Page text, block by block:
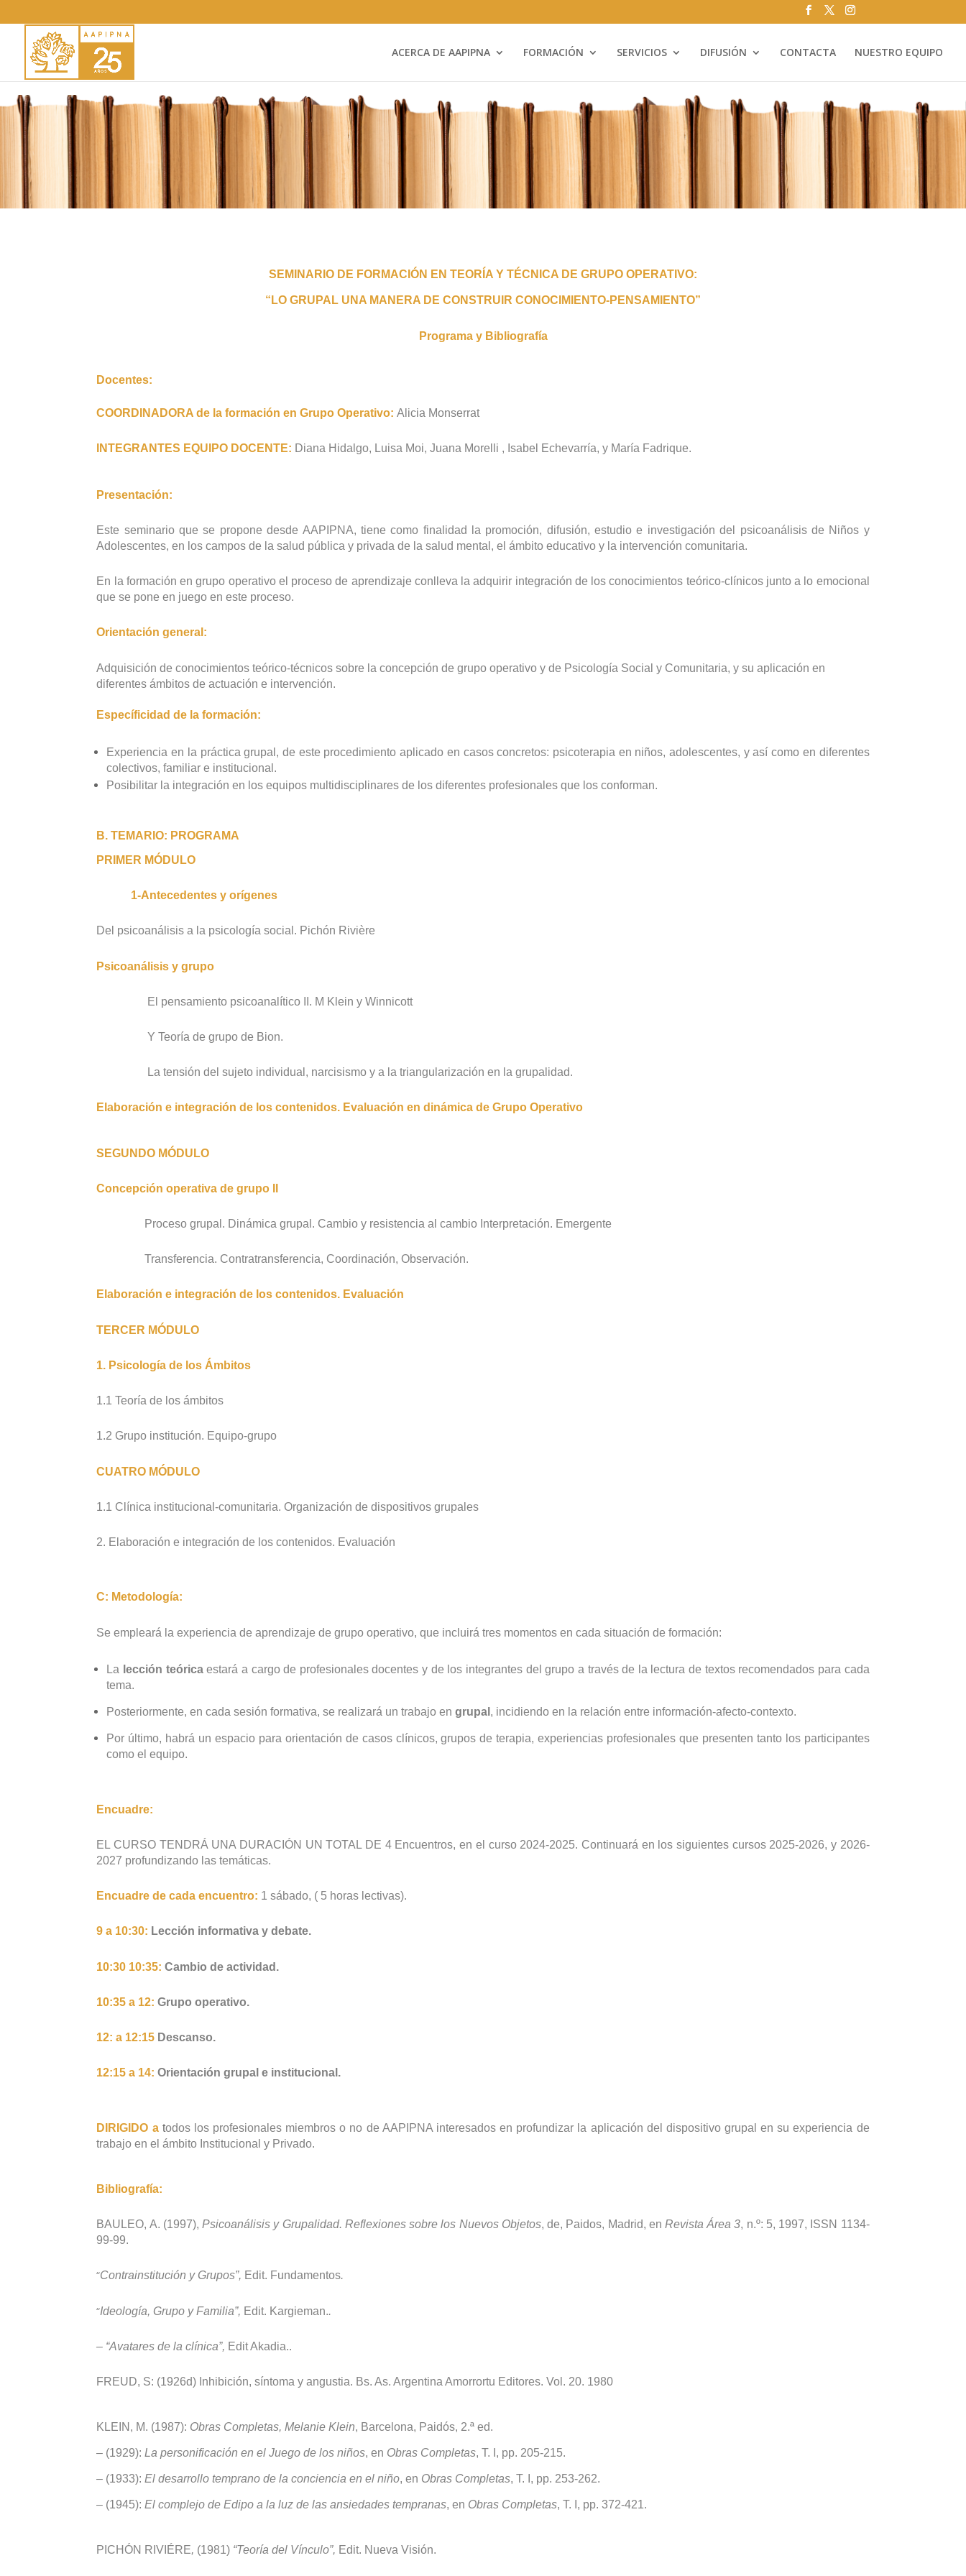
ACERCA DE AAPIPNA FORMACIÓN SERVICIOS DIFUSIÓN CONTACTA NUESTRO EQUIPO
SEMINARIO DE FORMACIÓN EN TEORÍA Y TÉCNICA DE GRUPO OPERATIVO:
“LO GRUPAL UNA MANERA DE CONSTRUIR CONOCIMIENTO-PENSAMIENTO”
Programa y Bibliografía
Docentes:
COORDINADORA de la formación en Grupo Operativo:Alicia Monserrat
INTEGRANTES EQUIPO DOCENTE: Diana Hidalgo, Luisa Moi, Juana Morelli , Isabel Echevarría, y María Fadrique.
Presentación:
Este seminario que se propone desde AAPIPNA, tiene como finalidad la promoción, difusión, estudio e investigación del psicoanálisis de Niños y
Adolescentes, en los campos de la salud pública y privada de la salud mental, el ámbito educativo y la intervención comunitaria.
En la formación en grupo operativo el proceso de aprendizaje conlleva la adquirir integración de los conocimientos teórico-clínicos junto a lo emocional
que se pone en juego en este proceso.
Orientación general:
Adquisición de conocimientos teórico-técnicos sobre la concepción de grupo operativo y de Psicología Social y Comunitaria, y su aplicación en
diferentes ámbitos de actuación e intervención.
Específicidad de la formación:
Experiencia en la práctica grupal, de este procedimiento aplicado en casos concretos: psicoterapia en niños, adolescentes, y así como en diferentes
colectivos, familiar e institucional.
Posibilitar la integración en los equipos multidisciplinares de los diferentes profesionales que los conforman.
B. TEMARIO: PROGRAMA
PRIMER MÓDULO
1-Antecedentes y orígenes
Del psicoanálisis a la psicología social. Pichón Rivière
Psicoanálisis y grupo
El pensamiento psicoanalítico II. M Klein y Winnicott
Y Teoría de grupo de Bion.
La tensión del sujeto individual, narcisismo y a la triangularización en la grupalidad.
Elaboración e integración de los contenidos. Evaluación en dinámica de Grupo Operativo
SEGUNDO MÓDULO
Concepción operativa de grupo II
Proceso grupal. Dinámica grupal. Cambio y resistencia al cambio Interpretación. Emergente
Transferencia. Contratransferencia, Coordinación, Observación.
Elaboración e integración de los contenidos. Evaluación
TERCER MÓDULO
1. Psicología de los Ámbitos
1.1 Teoría de los ámbitos
1.2 Grupo institución. Equipo-grupo
CUATRO MÓDULO
1.1 Clínica institucional-comunitaria. Organización de dispositivos grupales
2. Elaboración e integración de los contenidos. Evaluación
C: Metodología:
Se empleará la experiencia de aprendizaje de grupo operativo, que incluirá tres momentos en cada situación de formación:
La lección teóricaestará a cargo de profesionales docentes y de los integrantes del grupo a través de la lectura de textos recomendados para cada
tema.
Posteriormente, en cada sesión formativa, se realizará un trabajo engrupal , incidiendo en la relación entre información-afecto-contexto.
Por último, habrá un espacio para orientación de casos clínicos, grupos de terapia, experiencias profesionales que presenten tanto los participantes
como el equipo.
Encuadre:
EL CURSO TENDRÁ UNA DURACIÓN UN TOTAL DE 4 Encuentros, en el curso 2024-2025. Continuará en los siguientes cursos 2025-2026, y 2026-
2027 profundizando las temáticas.
Encuadre de cada encuentro: 1 sábado, ( 5 horas lectivas).
9 a 10:30: Lección informativa y debate.
10:30 10:35: Cambio de actividad.
10:35 a 12: Grupo operativo.
12: a 12:15 Descanso.
12:15 a 14:Orientación grupal e institucional.
DIRIGIDO a todos los profesionales miembros o no de AAPIPNA interesados en profundizar la aplicación del dispositivo grupal en su experiencia de
trabajo en el ámbito Institucional y Privado.
Bibliografía:
BAULEO, A. (1997),Psicoanálisis y Grupalidad. Reflexiones sobre los Nuevos Objetos, de, Paidos, Madrid, en Revista Área 3, n.º: 5, 1997, ISSN 1134-
99-99.
“Contrainstitución y Grupos”, Edit. Fundamentos.
“Ideología, Grupo y Familia”, Edit. Kargieman..
– “Avatares de la clínica”, Edit Akadia..
FREUD, S: (1926d) Inhibición, síntoma y angustia. Bs. As. Argentina Amorrortu Editores. Vol. 20. 1980
KLEIN, M. (1987): Obras Completas, Melanie Klein, Barcelona, Paidós, 2.ª ed.
– (1929):La personificación en el Juego de los niños, en Obras Completas, T. I, pp. 205-215.
– (1933):El desarrollo temprano de la conciencia en el niño, en Obras Completas, T. I, pp. 253-262.
– (1945):El complejo de Edipo a la luz de las ansiedades tempranas, en Obras Completas, T. I, pp. 372-421.
PICHÓN RIVIÉRE, (1981) “Teoría del Vínculo”, Edit. Nueva Visión.